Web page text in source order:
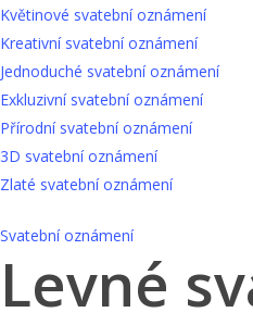
Květinové svatební oznámení
Kreativní svatební oznámení
Jednoduché svatební oznámení
Exkluzivní svatební oznámení
Přírodní svatební oznámení
3D svatební oznámení
Zlaté svatební oznámení
Svatební oznámení
Levné